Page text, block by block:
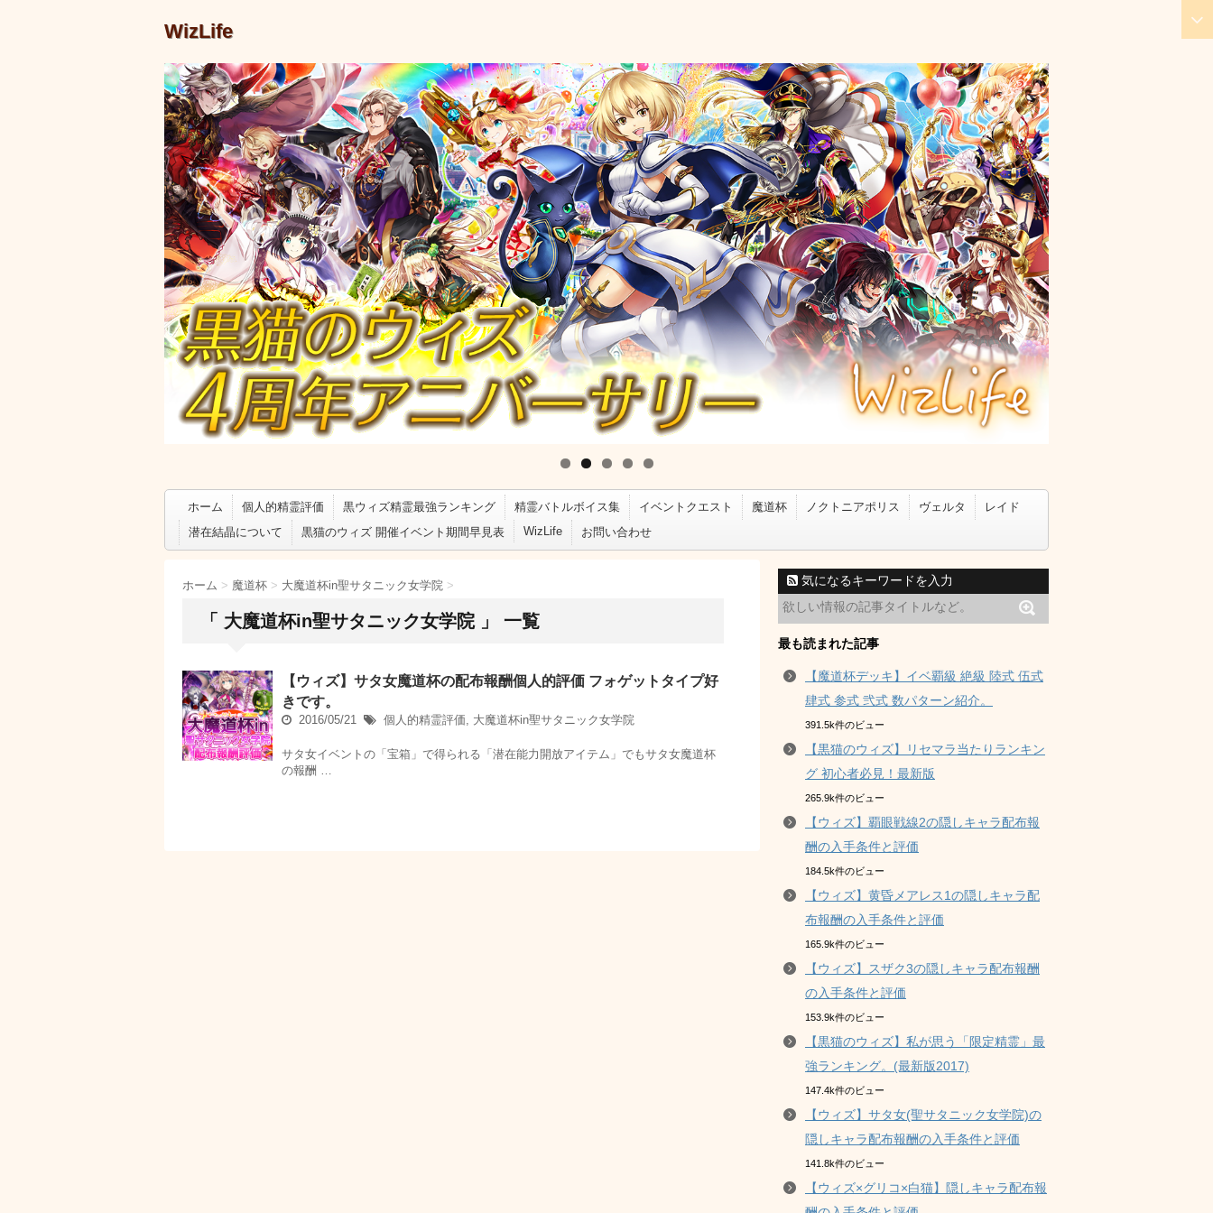
WizLife
ホーム 個人的精霊評価 黒ウィズ精霊最強ランキング 精霊バトルボイス集 イベントクエスト 魔道杯 ノクトニアポリス ヴェルタ
レイド
潜在結晶について
黒猫のウィズ 開催イベント期間早見表 WizLife お問い合わせ
ホーム > 魔道杯 > 大魔道杯in聖サタニック女学院 >
「 大魔道杯in聖サタニック女学院 」 一覧
【ウィズ】サタ女魔道杯の配布報酬個人的評価 フォゲットタイプ好
きです。
2016/05/21 個人的精霊評価, 大魔道杯in聖サタニック女学院
サタ女イベントの「宝箱」で得られる「潜在能力開放アイテム」でもサタ女魔道杯
の報酬 …
気になるキーワードを入力
最も読まれた記事
【魔道杯デッキ】イベ覇級 絶級 陸式 伍式
肆式 参式 弐式 数パターン紹介。
391.5k件のビュー
【黒猫のウィズ】リセマラ当たりランキン
グ 初心者必見！最新版
265.9k件のビュー
【ウィズ】覇眼戦線2の隠しキャラ配布報
酬の入手条件と評価
184.5k件のビュー
【ウィズ】黄昏メアレス1の隠しキャラ配
布報酬の入手条件と評価
165.9k件のビュー
【ウィズ】スザク3の隠しキャラ配布報酬
の入手条件と評価
153.9k件のビュー
【黒猫のウィズ】私が思う「限定精霊」最
強ランキング。(最新版2017)
147.4k件のビュー
【ウィズ】サタ女(聖サタニック女学院)の
隠しキャラ配布報酬の入手条件と評価
141.8k件のビュー
【ウィズ×グリコ×白猫】隠しキャラ配布報